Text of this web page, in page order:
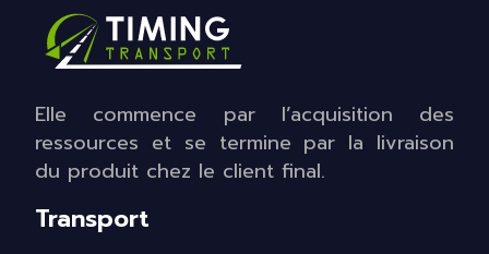
Elle commence par l’acquisition des
ressources et se termine par la livraison
du produit chez le client final.
Transport